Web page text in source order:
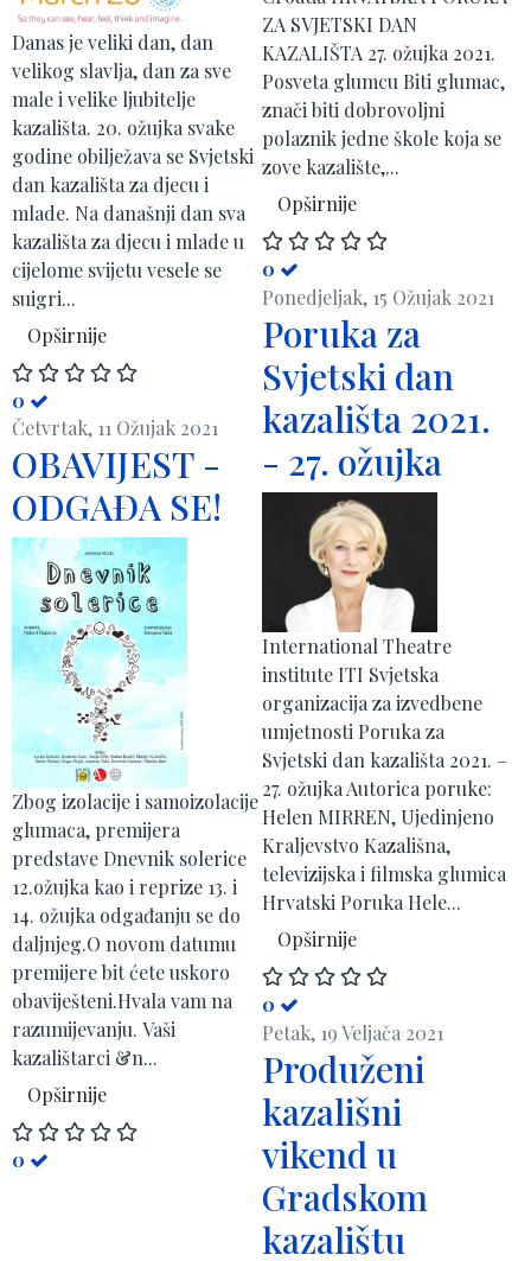
ZA SVJETSKI DAN
KAZALIŠTA 27. ožujka 2021.
Posveta glumcu Biti glumac,
znači biti dobrovoljni
polaznik jedne škole koja se
zove kazalište,...
Opširnije
0
Danas je veliki dan, dan
velikog slavlja, dan za sve
male i velike ljubitelje
kazališta. 20. ožujka svake
godine obilježava se Svjetski
dan kazališta za djecu i
mlade. Na današnji dan sva
kazališta za djecu i mlade u
cijelome svijetu vesele se
suigri...
Opširnije
0
Ponedjeljak, 15 Ožujak 2021
Poruka za
Svjetski dan
kazališta 2021.
- 27. ožujka
International Theatre
institute ITI Svjetska
organizacija za izvedbene
umjetnosti Poruka za
Svjetski dan kazališta 2021. –
27. ožujka Autorica poruke:
Helen MIRREN, Ujedinjeno
Kraljevstvo Kazališna,
televizijska i filmska glumica
Hrvatski Poruka Hele...
Opširnije
0
Četvrtak, 11 Ožujak 2021
OBAVIJEST -
ODGAĐA SE!
Zbog izolacije i samoizolacije
glumaca, premijera
predstave Dnevnik solerice
12.ožujka kao i reprize 13. i
14. ožujka odgađanju se do
daljnjeg.O novom datumu
premijere bit ćete uskoro
obaviješteni.Hvala vam na
razumijevanju. Vaši
kazalištarci &n...
Opširnije
0
Petak, 19 Veljača 2021
Produženi
kazališni
vikend u
Gradskom
kazalištu